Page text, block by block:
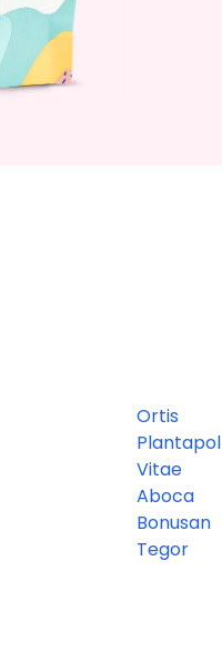
Ortis
Plantapol
Vitae
Aboca
Bonusan
Tegor